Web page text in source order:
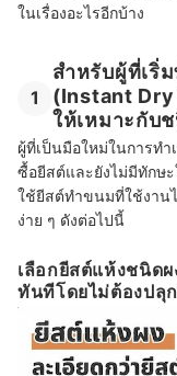
ในเรื่องอะไรอีกบ้าง
1
สำหรับผู้ที่เริ่
(Instant Dry
ให้เหมาะกับ
ผู้ที่เป็นมือใหม่ในการทำ
ซื้อยีสต์และยังไม่มีทักษ
ใช้ยีสต์ทำขนมที่ใช้งาน
ง่าย ๆ ดังต่อไปนี้
เลือกยีสต์แห้งชนิด
ทันทีโดยไม่ต้องปลุ